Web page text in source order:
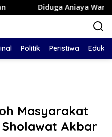
Wanita di Depan SPBU
Politik Peristiwa
Masyarakat
Akbar